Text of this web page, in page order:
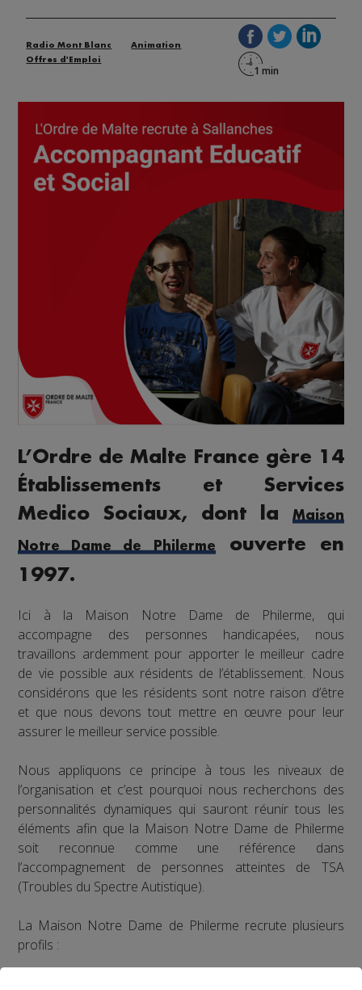
Radio Mont Blanc
Animation
Offres d'Emploi
L’Ordre de Malte France gère 14
Établissements et Services
Medico Sociaux, dont la
Maison
Notre Dame de Philerme
ouverte en
1997.
Ici à la Maison Notre Dame de Philerme, qui
accompagne des personnes handicapées, nous
travaillons ardemment pour apporter le meilleur cadre
de vie possible aux résidents de l’établissement. Nous
considérons que les résidents sont notre raison d’être
et que nous devons tout mettre en œuvre pour leur
assurer le meilleur service possible.
Nous appliquons ce principe à tous les niveaux de
l’organisation et c’est pourquoi nous recherchons des
personnalités dynamiques qui sauront réunir tous les
éléments afin que la Maison Notre Dame de Philerme
soit reconnue comme une référence dans
l’accompagnement de personnes atteintes de TSA
(Troubles du Spectre Autistique).
La Maison Notre Dame de Philerme recrute plusieurs
profils :